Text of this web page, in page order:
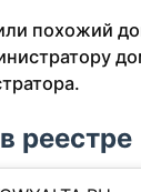
похожий
реестре